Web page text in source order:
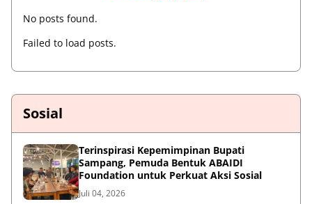
No posts found.
Failed to load posts.
Sosial
Terinspirasi Kepemimpinan Bupati
Sampang, Pemuda Bentuk ABAIDI
Foundation untuk Perkuat Aksi Sosial
Juli 04, 2026